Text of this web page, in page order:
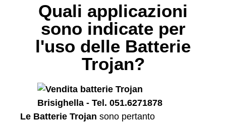
Quali applicazioni
sono indicate per
l'uso delle Batterie
Trojan?
Le Batterie Trojan sono pertanto